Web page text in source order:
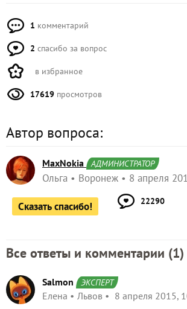
1 комментарий
2 спасибо за вопрос
в избранное
17619 просмотров
Автор вопроса:
MaxNokia АДМИНИСТРАТОР
Ольга Воронеж 8 апреля
Сказать спасибо! 22290
Все ответы и комментарии (1)
Salmon ЭКСПЕРТ
Елена Львов 8 апреля 2015,